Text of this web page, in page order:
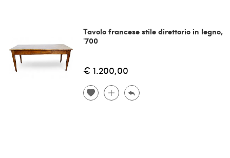
Tavolo francese stile direttorio in legno,
'700
€ 1.200,00